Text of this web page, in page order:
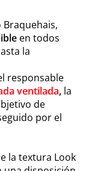
en todos
la
responsable
ventilada, la
de
por el
la textura Look